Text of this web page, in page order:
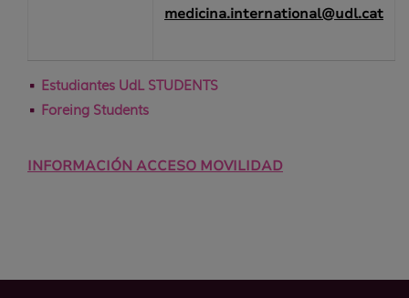
medicina.international@udl.cat
Estudiantes UdL STUDENTS
Foreing Students
INFORMACIÓN ACCESO MOVILIDAD